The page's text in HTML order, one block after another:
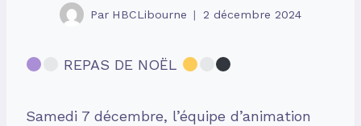
Par HBCLibourne 2 décembre 2024
REPAS DE NOËL
Samedi 7 décembre, l’équipe d’animation